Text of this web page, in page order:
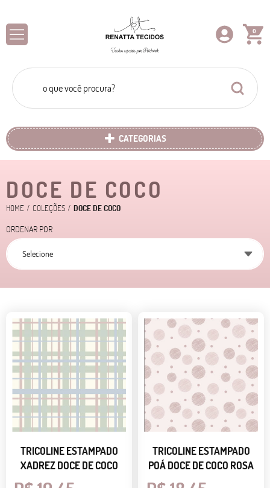
0
CATEGORIAS
DOCE DE COCO
HOME COLEÇÕES DOCE DE COCO
ORDENAR POR
Selecione
TRICOLINE ESTAMPADO
XADREZ DOCE DE COCO
TRICOLINE ESTAMPADO
POÁ DOCE DE COCO ROSA